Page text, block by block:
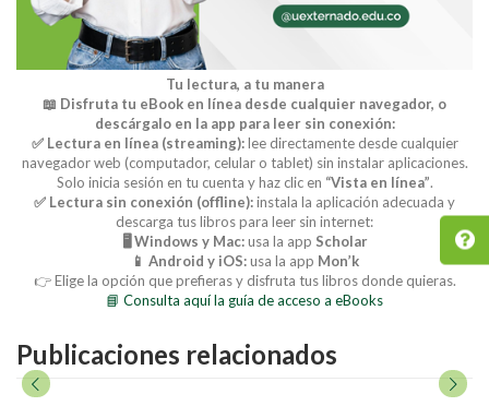
Tu lectura, a tu manera
📖 Disfruta tu eBook en línea desde cualquier navegador, o
descárgalo en la app para leer sin conexión:
✅ Lectura en línea (streaming):lee directamente desde cualquier
navegador web (computador, celular o tablet) sin instalar aplicaciones.
Solo inicia sesión en tu cuenta y haz clic en “Vista en línea”.
✅ Lectura sin conexión (offline):instala la aplicación adecuada y
descarga tus libros para leer sin internet:
🖥️ Windows y Mac:usa la app Scholar
📱 Android y iOS:usa la app Mon’k
👉 Elige la opción que prefieras y disfruta tus libros donde quieras.
📘 Consulta aquí la guía de acceso a eBooks
Publicaciones relacionados